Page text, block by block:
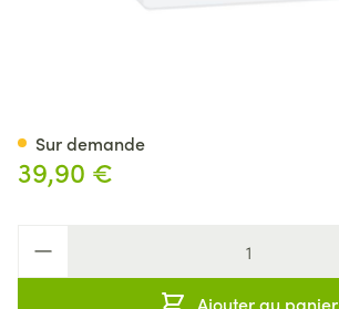
39,90 €
Ajouter au panier
Sur demande